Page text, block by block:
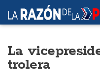
La
trolera